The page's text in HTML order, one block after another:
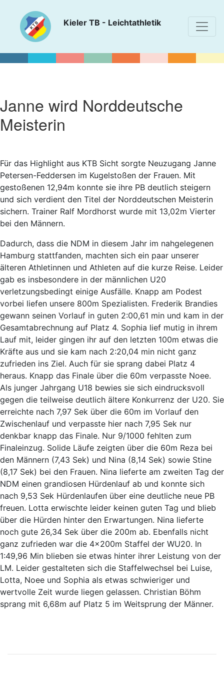
Kieler TB - Leichtathletik
Janne wird Norddeutsche
Meisterin
Für das Highlight aus KTB Sicht sorgte Neuzugang Janne
Petersen-Feddersen im Kugelstoßen der Frauen. Mit
gestoßenen 12,94m konnte sie ihre PB deutlich steigern
und sich verdient den Titel der Norddeutschen Meisterin
sichern. Trainer Ralf Mordhorst wurde mit 13,02m Vierter
bei den Männern.
Dadurch, dass die NDM in diesem Jahr im nahgelegenen
Hamburg stattfanden, machten sich ein paar unserer
älteren Athletinnen und Athleten auf die kurze Reise. Leider
gab es insbesondere in der männlichen U20
verletzungsbedingt einige Ausfälle. Knapp am Podest
vorbei liefen unsere 800m Spezialisten. Frederik Brandies
gewann seinen Vorlauf in guten 2:00,61 min und kam in der
Gesamtabrechnung auf Platz 4. Sophia lief mutig in ihrem
Lauf mit, leider gingen ihr auf den letzten 100m etwas die
Kräfte aus und sie kam nach 2:20,04 min nicht ganz
zufrieden ins Ziel. Auch für sie sprang dabei Platz 4
heraus. Knapp das Finale über die 60m verpasste Noee.
Als junger Jahrgang U18 bewies sie sich eindrucksvoll
gegen die teilweise deutlich ältere Konkurrenz der U20. Sie
erreichte nach 7,97 Sek über die 60m im Vorlauf den
Zwischenlauf und verpasste hier nach 7,95 Sek nur
denkbar knapp das Finale. Nur 9/1000 fehlten zum
Finaleinzug. Solide Läufe zeigten über die 60m Reza bei
den Männern (7,43 Sek) und Nina (8,14 Sek) sowie Stine
(8,17 Sek) bei den Frauen. Nina lieferte am zweiten Tag der
NDM einen grandiosen Hürdenlauf ab und konnte sich
nach 9,53 Sek Hürdenlaufen über eine deutliche neue PB
freuen. Lotta erwischte leider keinen guten Tag und blieb
über die Hürden hinter den Erwartungen. Nina lieferte
noch gute 26,34 Sek über die 200m ab. Ebenfalls nicht
ganz zufrieden war die 4x200m Staffel der WU20. In
1:49,96 Min blieben sie etwas hinter ihrer Leistung von der
LM. Leider gestalteten sich die Staffelwechsel bei Luise,
Lotta, Noee und Sophia als etwas schwieriger und
wertvolle Zeit wurde liegen gelassen. Christian Böhm
sprang mit 6,68m auf Platz 5 im Weitsprung der Männer.